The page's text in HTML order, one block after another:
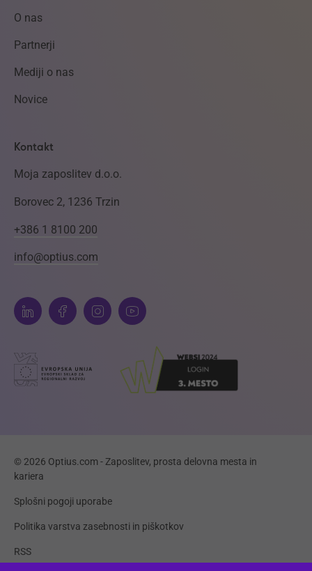
O nas
Partnerji
Mediji o nas
Novice
Kontakt
Moja zaposlitev d.o.o.
Borovec 2, 1236 Trzin
+386 1 8100 200
info@optius.com
© 2026 Optius.com - Zaposlitev, prosta delovna mesta in
kariera
Splošni pogoji uporabe
Politika varstva zasebnosti in piškotkov
RSS